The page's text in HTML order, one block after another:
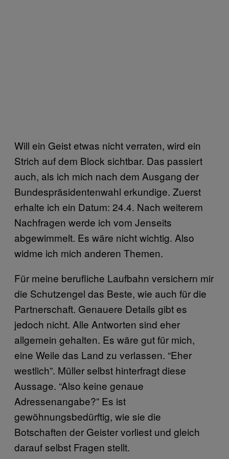
Will ein Geist etwas nicht verraten, wird ein
Strich auf dem Block sichtbar. Das passiert
auch, als ich mich nach dem Ausgang der
Bundespräsidentenwahl erkundige. Zuerst
erhalte ich ein Datum: 24.4. Nach weiterem
Nachfragen werde ich vom Jenseits
abgewimmelt. Es wäre nicht wichtig. Also
widme ich mich anderen Themen.
Für meine berufliche Laufbahn versichern mir
die Schutzengel das Beste, wie auch für die
Partnerschaft. Genauere Details gibt es
jedoch nicht. Alle Antworten sind eher
allgemein gehalten. Es wäre gut für mich,
eine Weile das Land zu verlassen. “Eher
westlich”. Müller selbst hinterfragt diese
Aussage. “Also keine genaue
Adressenangabe?” Es ist
gewöhnungsbedürftig, wie sie die
Botschaften der Geister vorliest und gleich
darauf selbst Fragen stellt.